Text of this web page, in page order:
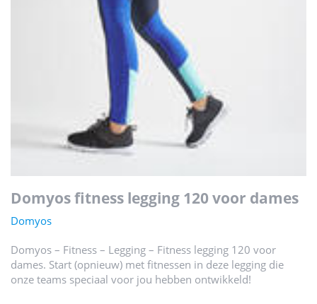
domyos fitness legging 120 voor dames
Domyos
Domyos – Fitness – Legging – Fitness legging 120 voor
dames. Start (opnieuw) met fitnessen in deze legging die
onze teams speciaal voor jou hebben ontwikkeld!